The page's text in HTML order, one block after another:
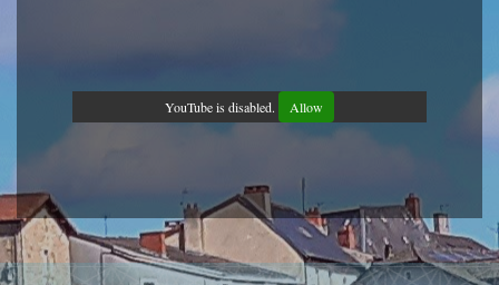
YouTube is disabled. Allow